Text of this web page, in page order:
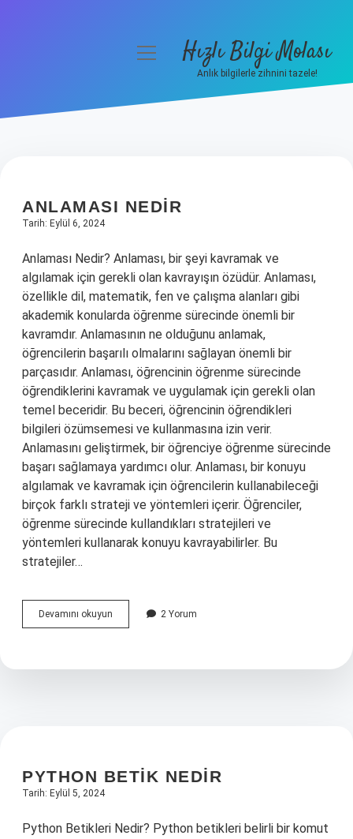
Hakkımızda
menüyüHızlı Bilgi Molası
Anlık bilgilerle zihnini tazele!
BILGI
MOLASI
YAZILAR
ANLAMASI NEDIR
Tarih: Eylül 6, 2024
Anlaması Nedir? Anlaması, bir şeyi kavramak ve
algılamak için gerekli olan kavrayışın özüdür. Anlaması,
özellikle dil, matematik, fen ve çalışma alanları gibi
akademik konularda öğrenme sürecinde önemli bir
kavramdır. Anlamasının ne olduğunu anlamak,
öğrencilerin başarılı olmalarını sağlayan önemli bir
parçasıdır. Anlaması, öğrencinin öğrenme sürecinde
öğrendiklerini kavramak ve uygulamak için gerekli olan
temel beceridir. Bu beceri, öğrencinin öğrendikleri
bilgileri özümsemesi ve kullanmasına izin verir.
Anlamasını geliştirmek, bir öğrenciye öğrenme sürecinde
başarı sağlamaya yardımcı olur. Anlaması, bir konuyu
algılamak ve kavramak için öğrencilerin kullanabileceği
birçok farklı strateji ve yöntemleri içerir. Öğrenciler,
öğrenme sürecinde kullandıkları stratejileri ve
yöntemleri kullanarak konuyu kavrayabilirler. Bu
stratejiler…
Devamını okuyun Anlaması
nedir
2 Yorum
PYTHON BETIK NEDIR
Tarih: Eylül 5, 2024
Python Betikleri Nedir? Python betikleri belirli bir komut